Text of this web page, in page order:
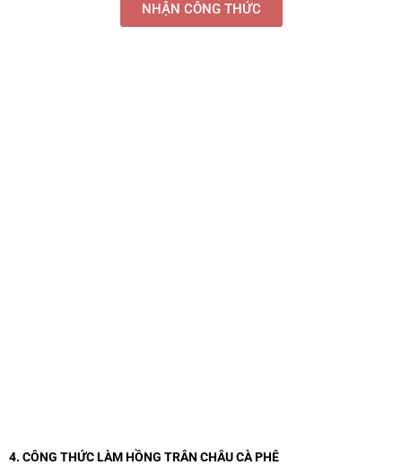
NHẬN CÔNG THỨC
4. CÔNG THỨC LÀM HỒNG TRÂN CHÂU CÀ PHÊ